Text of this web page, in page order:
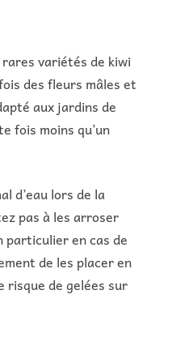
variétés de kiwi
des fleurs mâles et
aux jardins de
fois moins qu’un
d’eau lors de la
pas à les arroser
particulier en cas de
de les placer en
de gelées sur